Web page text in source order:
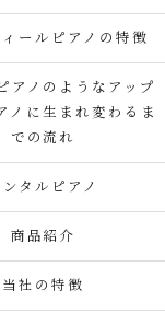
ールピアノの特徴
アノのようなアップ
ノに生まれ変わるま
での流れ
ンタルピアノ
商品紹介
当社の特徴